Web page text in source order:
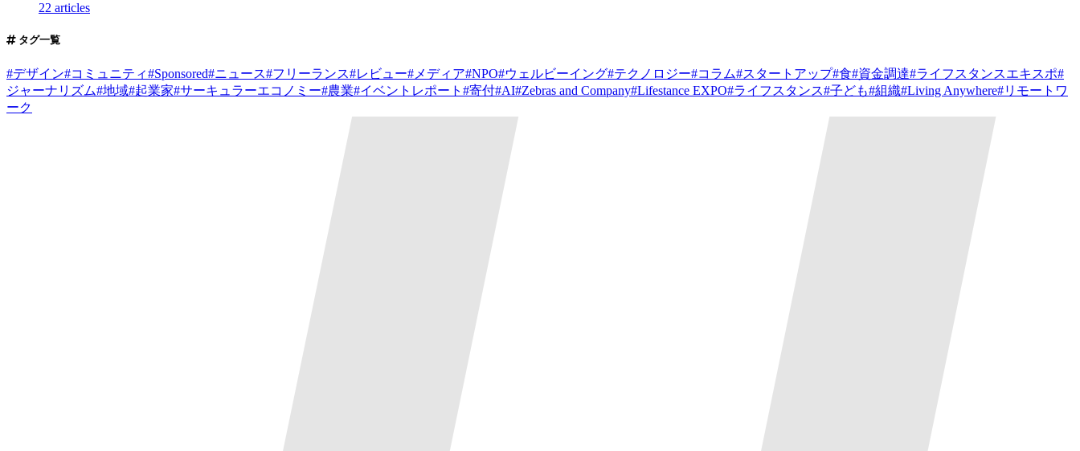
22 articles
タグ一覧
#デザイン#コミュニティ#Sponsored#ニュース#フリーランス#レビュー# メディア#NPO#ウェルビーイング#テクノロジー#コラム#スタートアップ#食#資金調達#ライフスタンスエキスポ#
ジャーナリズム#地域#起業家#サーキュラーエコノミー#農業#イベントレポート #寄付#AI#Zebras and Company#Lifestance EXPO#ライフスタンス#子ども#組織#Living Anywhere#リモートワ
ーク